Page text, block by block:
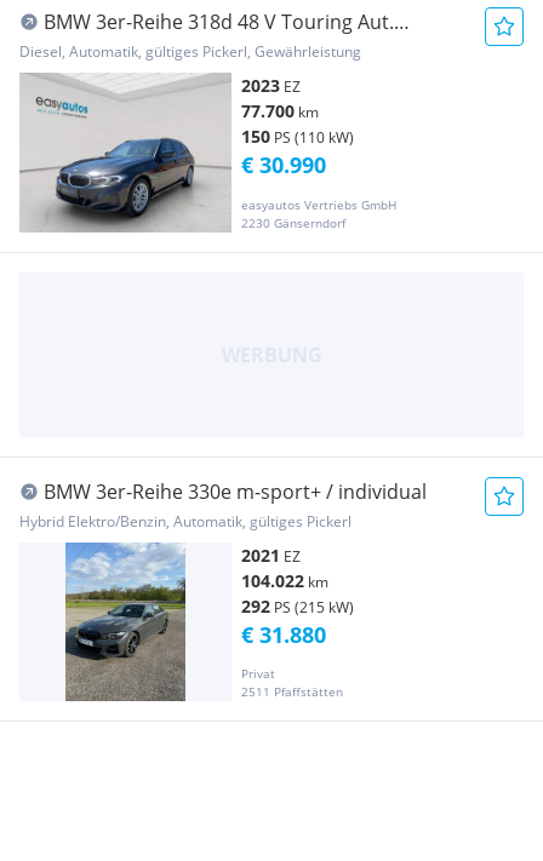
BMW 3er-Reihe 318d 48 V Touring Aut.
HARMANKARDON PANORAMA SP...
Diesel, Automatik, gültiges Pickerl, Gewährleistung
2023 EZ
77.700 km
150 PS (110 kW)
easyautos Vertriebs GmbH
2230 Gänserndorf
€ 30.990
BMW 3er-Reihe 330e m-sport+ / individual
Hybrid Elektro/Benzin, Automatik, gültiges Pickerl
2021 EZ
104.022 km
292 PS (215 kW)
Privat
2511 Pfaffstätten
€ 31.880